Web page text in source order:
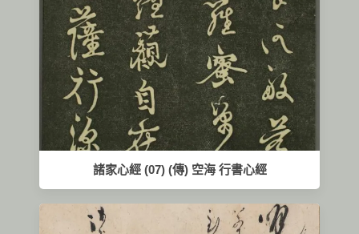
諸家心經 (07) (傳) 空海 行書心經